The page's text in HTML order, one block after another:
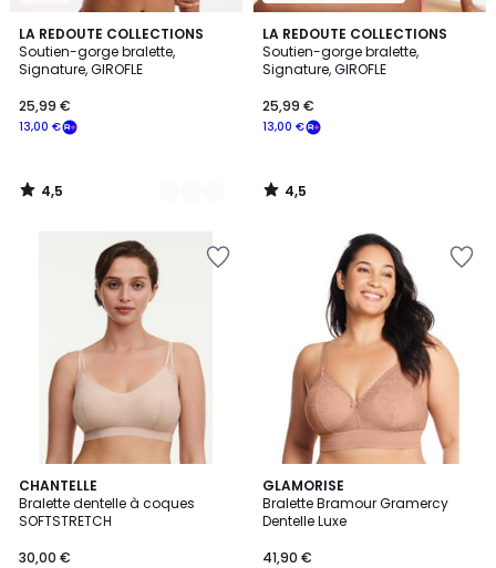
LA REDOUTE COLLECTIONS
Soutien-gorge bralette,
Signature, GIROFLE
13,00 €
25,99 €
4,5
/ 5
2
Couleurs
4,5
/
LA REDOUTE COLLECTIONS
Soutien-gorge bralette,
Signature, GIROFLE
13,00 €
25,99 €
4,5
/ 5
4,5
/
CHANTELLE
Bralette dentelle à coques
SOFTSTRETCH
30,00 €
GLAMORISE
Bralette Bramour Gramercy
Dentelle Luxe
41,90 €
3
Couleurs